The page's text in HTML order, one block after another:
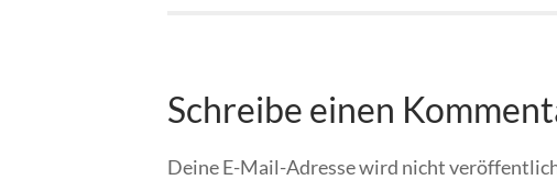
Schreibe einen
Deine E-Mail-Adresse wird nicht